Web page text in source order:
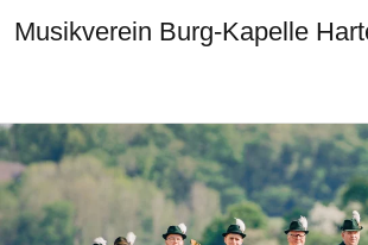
Musikverein Burg-Kapelle